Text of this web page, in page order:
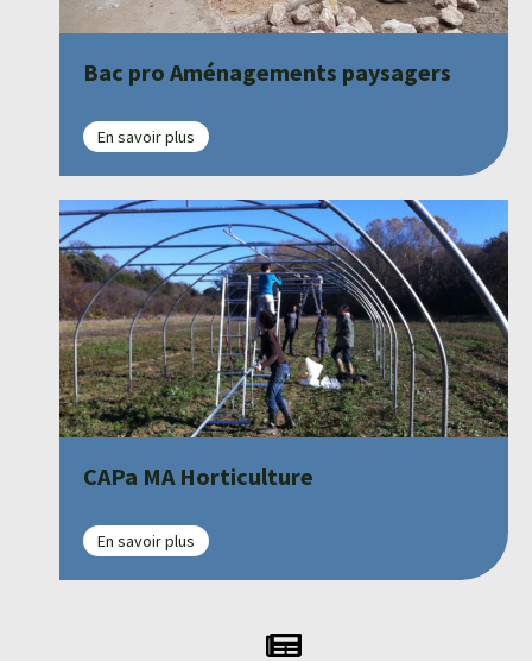
Bac pro Aménagements paysagers
En savoir plus
CAPa MA Horticulture
En savoir plus